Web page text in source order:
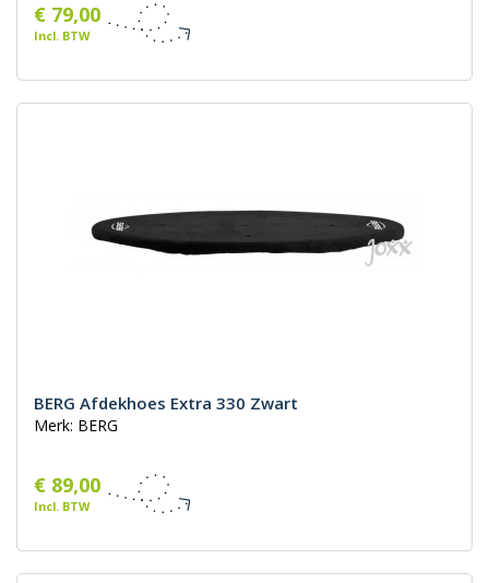
€ 79,00
Incl. BTW
BERG Afdekhoes Extra 330 Zwart
Merk: BERG
€ 89,00
Incl. BTW